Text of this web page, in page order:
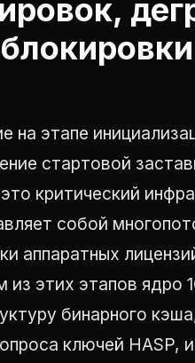
этапе
стартовой
критический
собой
аппаратных
из этих этапов ядро
бинарного
ключей HASP,